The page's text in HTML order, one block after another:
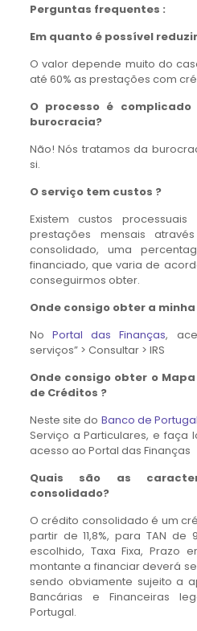
Perguntas frequentes :
Em quanto é possível
O valor depende muito do
até 60% as prestações com
O processo é
burocracia?
Não! Nós tratamos da
si.
O serviço tem custos ?
Existem custos
prestações mensais
consolidado, uma
financiado, que varia de
conseguirmos obter.
Onde consigo obter a
No Portal das Finanças,
serviços” > Consultar > IRS
Onde consigo obter o
de Créditos ?
Neste site do Banco de
Serviço a Particulares, e faça
acesso ao Portal das Finanças
Quais são as
consolidado?
O crédito consolidado é um
partir de 11,8%, para TAN de
escolhido, Taxa Fixa, Prazo
montante a financiar deverá
sendo obviamente sujeito a
Bancárias e Financeiras
Portugal.